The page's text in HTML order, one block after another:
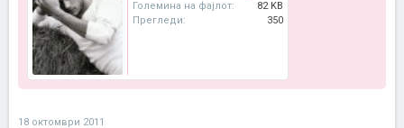
Големина на фајлот:
82 KB
Прегледи:
350
18 октомври 2011